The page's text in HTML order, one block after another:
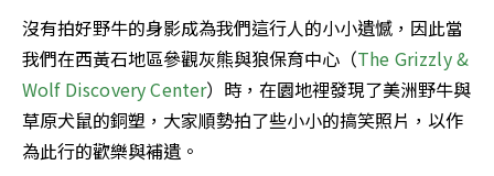
沒有拍好野牛的身影成為我們這行人的小小遺憾，因此當
我們在西黃石地區參觀灰熊與狼保育中心（The Grizzly &
Wolf Discovery Center）時，在園地裡發現了美洲野牛與
草原犬鼠的銅塑，大家順勢拍了些小小的搞笑照片，以作
為此行的歡樂與補遺。